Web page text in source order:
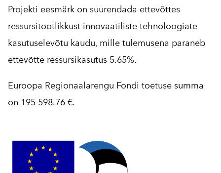
Projekti eesmärk on suurendada ettevõttes
ressursitootlikkust innovaatiliste tehnoloogiate
kasutuselevõtu kaudu, mille tulemusena paraneb
ettevõtte ressursikasutus 5.65%.
Euroopa Regionaalarengu Fondi toetuse summa
on 195 598.76 €.